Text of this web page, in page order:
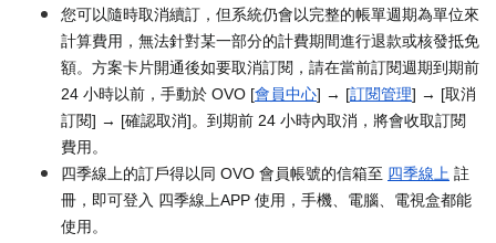
您可以隨時取消續訂，但系統仍會以完整的帳單週期為單位來
計算費用，無法針對某一部分的計費期間進行退款或核發抵免
額。方案卡片開通後如要取消訂閱，請在當前訂閱週期到期前
24 小時以前，手動於 OVO [會員中心] → [訂閱管理] → [取消
訂閱] → [確認取消]。到期前 24 小時內取消，將會收取訂閱
費用。
四季線上的訂戶得以同 OVO 會員帳號的信箱至 四季線上 註
冊，即可登入 四季線上APP 使用，手機、電腦、電視盒都能
使用。